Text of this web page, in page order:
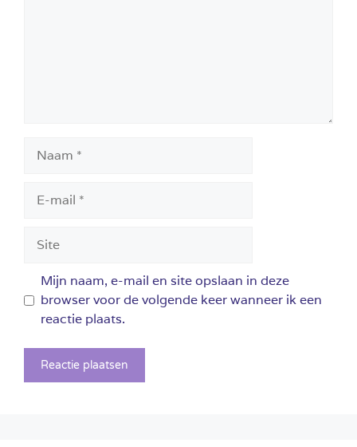
mail
Site
Mijn naam, e-mail en site opslaan in deze
browser voor de volgende keer wanneer ik een
reactie plaats.